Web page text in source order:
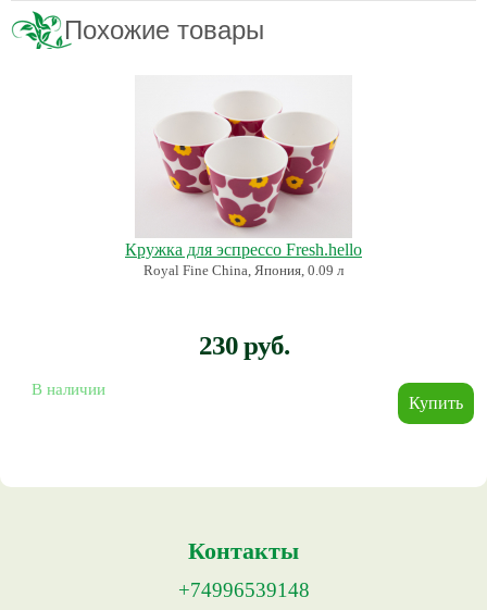
Похожие товары
Кружка для эспрессо Fresh.hello
Royal Fine China, Япония, 0.09 л
230 руб.
В наличии
Контакты
+74996539148